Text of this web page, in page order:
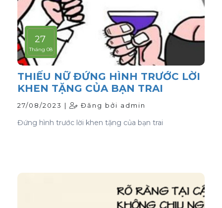
27
Tháng 08
THIẾU NỮ ĐỨNG HÌNH TRƯỚC LỜI
KHEN TẶNG CỦA BẠN TRAI
27/08/2023 | Đăng bởi admin
Đứng hình trước lời khen tặng của bạn trai